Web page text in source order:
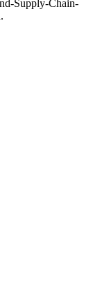
Supply-Chain-